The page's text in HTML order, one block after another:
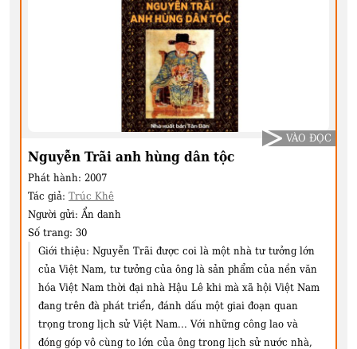
Nguyễn Trãi anh hùng dân tộc
Phát hành: 2007
Tác giả: Trúc Khê
Người gửi: Ẩn danh
Số trang: 30
Giới thiệu: Nguyễn Trãi được coi là một nhà tư tưởng lớn
của Việt Nam, tư tưởng của ông là sản phẩm của nền văn
hóa Việt Nam thời đại nhà Hậu Lê khi mà xã hội Việt Nam
đang trên đà phát triển, đánh dấu một giai đoạn quan
trọng trong lịch sử Việt Nam... Với những công lao và
đóng góp vô cùng to lớn của ông trong lịch sử nước nhà,
VÀO ĐỌC